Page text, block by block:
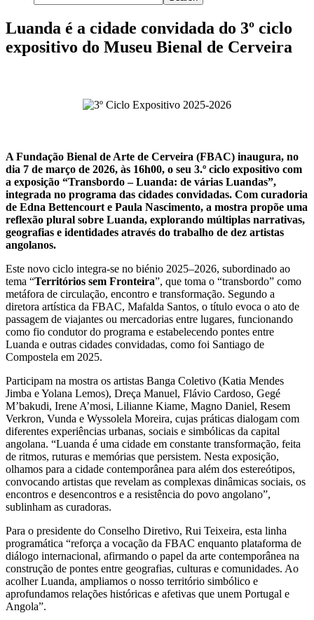
Luanda é a cidade convidada do 3º ciclo
expositivo do Museu Bienal de Cerveira
A Fundação Bienal de Arte de Cerveira (FBAC) inaugura, no
dia 7 de março de 2026, às 16h00, o seu 3.º ciclo expositivo com
a exposição “Transbordo – Luanda: de várias Luandas”,
integrada no programa das cidades convidadas. Com curadoria
de Edna Bettencourt e Paula Nascimento, a mostra propõe uma
reflexão plural sobre Luanda, explorando múltiplas narrativas,
geografias e identidades através do trabalho de dez artistas
angolanos.
Este novo ciclo integra-se no biénio 2025–2026, subordinado ao
tema “Territórios sem Fronteira”, que toma o “transbordo” como
metáfora de circulação, encontro e transformação. Segundo a
diretora artística da FBAC, Mafalda Santos, o título evoca o ato de
passagem de viajantes ou mercadorias entre lugares, funcionando
como fio condutor do programa e estabelecendo pontes entre
Luanda e outras cidades convidadas, como foi Santiago de
Compostela em 2025.
Participam na mostra os artistas Banga Coletivo (Katia Mendes
Jimba e Yolana Lemos), Dreça Manuel, Flávio Cardoso, Gegé
M’bakudi, Irene A’mosi, Lilianne Kiame, Magno Daniel, Resem
Verkron, Vunda e Wyssolela Moreira, cujas práticas dialogam com
diferentes experiências urbanas, sociais e simbólicas da capital
angolana. “Luanda é uma cidade em constante transformação, feita
de ritmos, ruturas e memórias que persistem. Nesta exposição,
olhamos para a cidade contemporânea para além dos estereótipos,
convocando artistas que revelam as complexas dinâmicas sociais, os
encontros e desencontros e a resistência do povo angolano”,
sublinham as curadoras.
Para o presidente do Conselho Diretivo, Rui Teixeira, esta linha
programática “reforça a vocação da FBAC enquanto plataforma de
diálogo internacional, afirmando o papel da arte contemporânea na
construção de pontes entre geografias, culturas e comunidades. Ao
acolher Luanda, ampliamos o nosso território simbólico e
aprofundamos relações históricas e afetivas que unem Portugal e
Angola”.